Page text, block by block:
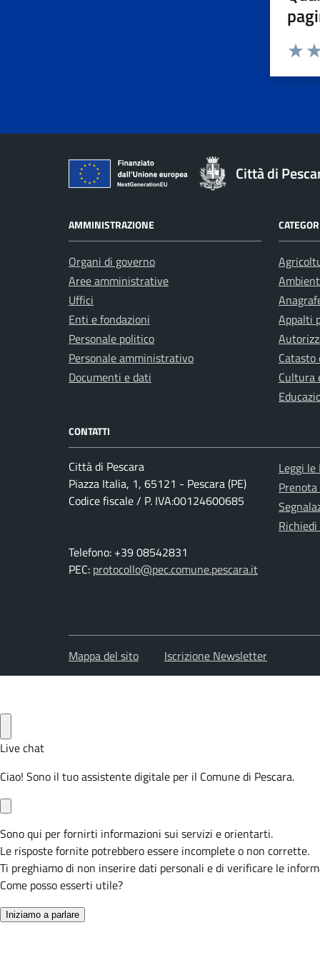
Città di
AMMINISTRAZIONE
Organi di governo
Aree amministrative
Uffici
Enti e fondazioni
Personale politico
Personale amministrativo
Documenti e dati
Appalti
Cultura
CONTATTI
Città di Pescara
Piazza Italia, 1, 65121 - Pescara (PE)
Codice fiscale / P. IVA:00124600685
Telefono: +39 08542831
PEC: protocollo@pec.comune.pescara.it
Leggi le
Mappa del sito Iscrizione Newsletter